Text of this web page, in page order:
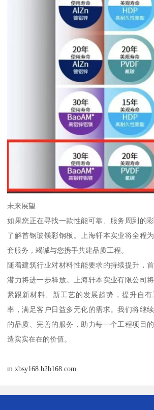
未来展望
如果您正在寻找一款性能可靠、服务周到的
了解首钢玻镁彩钢板。上海轩本实业将全程
套服务，竭诚与您携手共建品质工程。
随着建筑行业对材料性能要求的持续提升，
潜力将进一步释放。上海轩本实业有限公司
紧跟新材料、新工艺的发展趋势，提升自
率，满足客户日益多元化的需求。我们将继
的品质、完善的服务，助力每一个工程项目
造实实在在的价值。
m.xbsy168.b2b168.com